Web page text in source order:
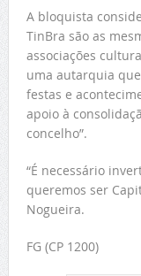
A bloquista
TinBra são as
associações
uma autarquia
festas e
apoio à
concelho”.
“É necessário
queremos ser
Nogueira.
FG (CP 1200)